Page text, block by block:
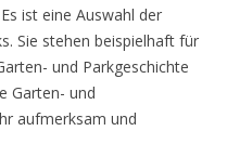
ist eine Auswahl der
Sie stehen beispielhaft für
und Parkgeschichte
Garten- und
aufmerksam und